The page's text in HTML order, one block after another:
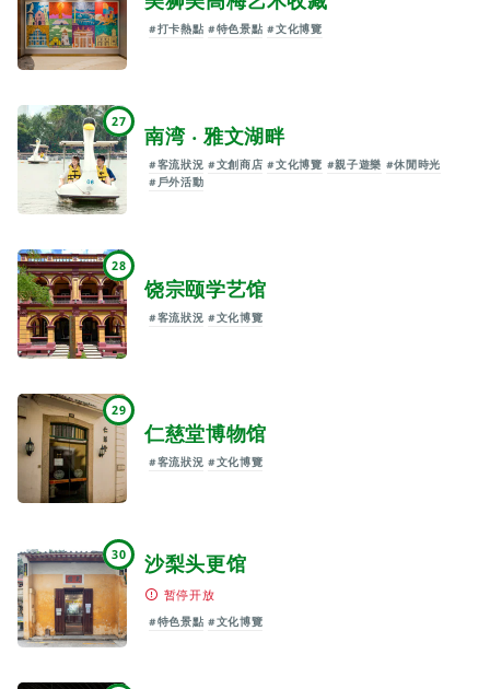
#打卡熱點 #特色景點 #文化博覽
27
南湾 ‧ 雅文湖畔
#客流狀況 #文創商店 #文化博覽 #親子遊樂 #休閒時光
#戶外活動
28
饶宗颐学艺馆
#客流狀況 #文化博覽
29
仁慈堂博物馆
#客流狀況 #文化博覽
30 沙梨头更馆
暂停开放
#特色景點 #文化博覽